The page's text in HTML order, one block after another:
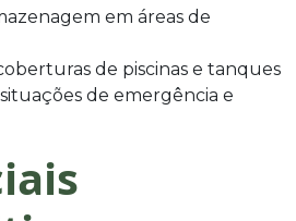
em áreas de
de piscinas e tanques
de emergência e